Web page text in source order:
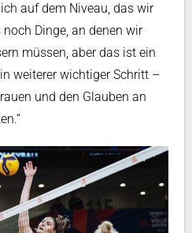
auf dem Niveau, das wir
Dinge, an denen wir
müssen, aber das ist ein
weiterer wichtiger Schritt –
und den Glauben an